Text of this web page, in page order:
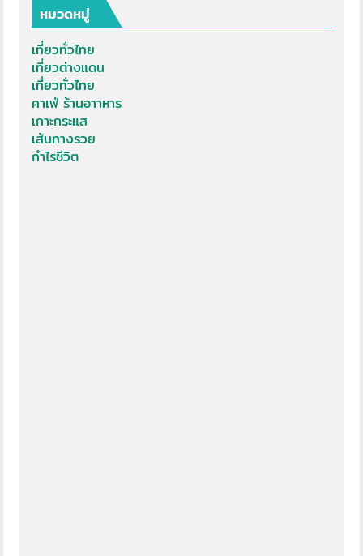
หมวดหมู่
เที่ยวทั่วไทย
เที่ยวต่างแดน
เที่ยวทั่วไทย
คาเฟ่ ร้านอาาหาร
เกาะกระแส
เส้นทางรวย
กำไรชีวิต